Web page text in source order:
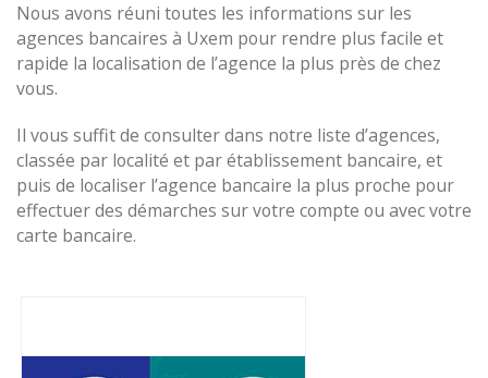
Nous avons réuni toutes les informations sur les
agences bancaires à Uxem pour rendre plus facile et
rapide la localisation de l’agence la plus près de chez
vous.
Il vous suffit de consulter dans notre liste d’agences,
classée par localité et par établissement bancaire, et
puis de localiser l’agence bancaire la plus proche pour
effectuer des démarches sur votre compte ou avec votre
carte bancaire.